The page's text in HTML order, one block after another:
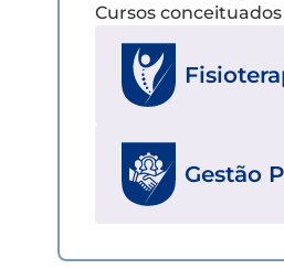
Cursos
Gestão